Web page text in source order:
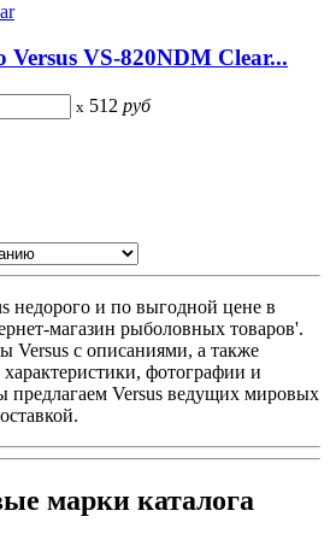
Versus VS-820NDM Clear...
x 512 руб
недорого и по выгодной цене в
магазин рыболовных товаров'.
Versus с описаниями, а также
фотографии и
предлагаем Versus ведущих мировых
марки каталога